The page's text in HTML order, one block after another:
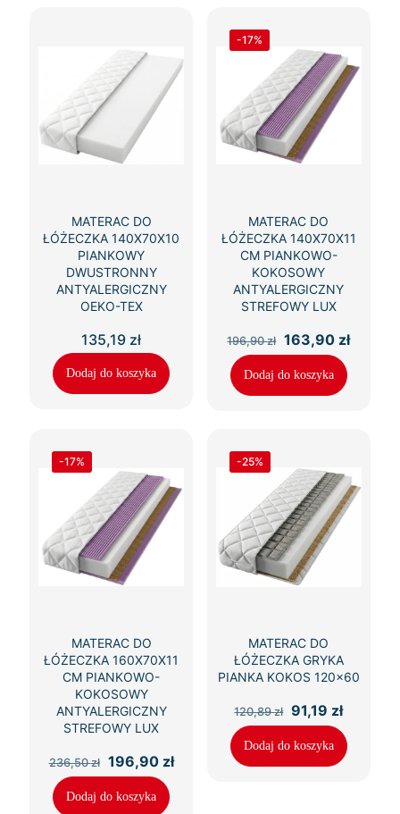
MATERAC DO
ŁÓŻECZKA 140X70X10
PIANKOWY
DWUSTRONNY
ANTYALERGICZNY
OEKO-TEX
135,19 zł
Dodaj do koszyka
-17%
MATERAC DO
ŁÓŻECZKA 140X70X11
CM PIANKOWO-
KOKOSOWY
ANTYALERGICZNY
STREFOWY LUX
196,90zł Pierwotna
cena
wynosiła:
196,90 zł.
163,90 zł
Dodaj do koszyka
-17%
MATERAC DO
ŁÓŻECZKA 160X70X11
CM PIANKOWO-
KOKOSOWY
ANTYALERGICZNY
STREFOWY LUX
236,50zł
Pierwotna
cena
wynosiła:
236,50 zł.
196,90 złAktualna
Dodaj do koszyka
-25%
MATERAC DO
ŁÓŻECZKA GRYKA
PIANKA KOKOS 120×60
120,89zł Pierwotna
cena
wynosiła:
120,89 zł.
91,19 zł
wynosi:
91,19 zł.
Dodaj do koszyka